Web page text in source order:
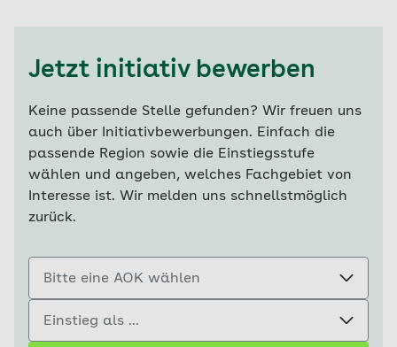
Jetzt initiativ bewerben
Keine passende Stelle gefunden? Wir freuen uns
auch über Initiativbewerbungen. Einfach die
passende Region sowie die Einstiegsstufe
wählen und angeben, welches Fachgebiet von
Interesse ist. Wir melden uns schnellstmöglich
zurück.